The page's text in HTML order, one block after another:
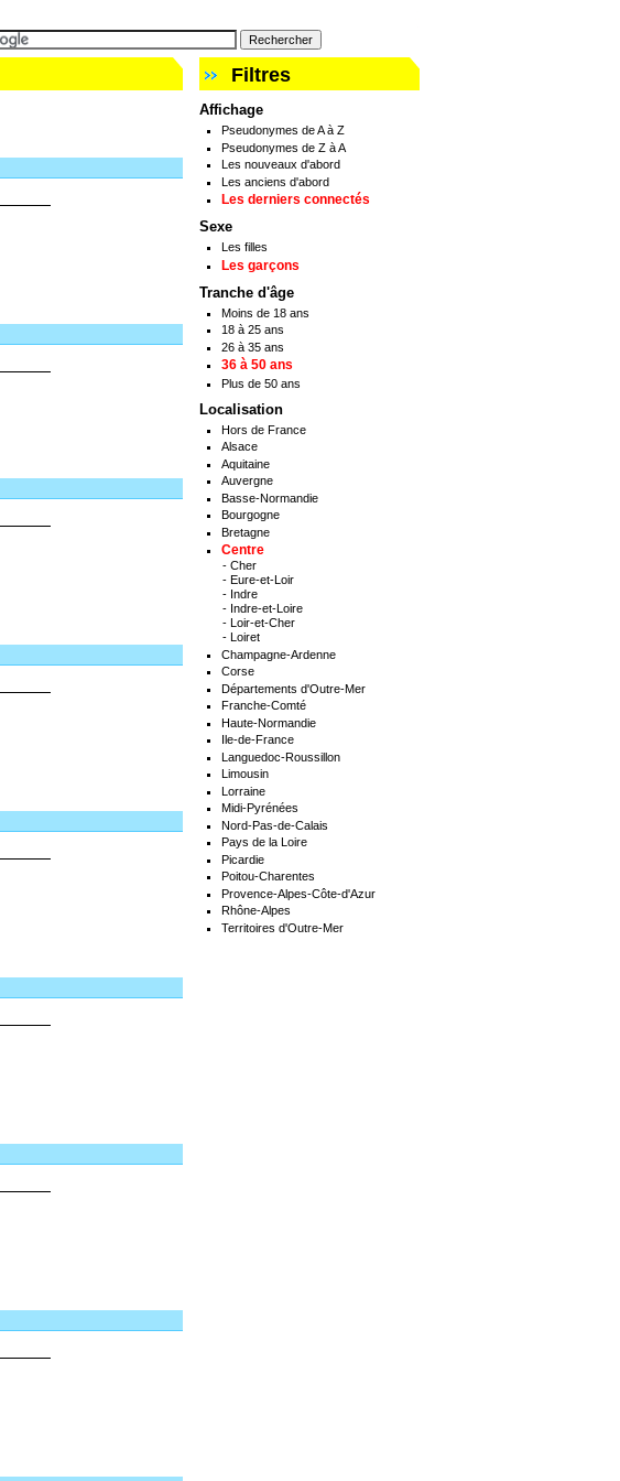
Filtres
Affichage
Pseudonymes de A à Z
Pseudonymes de Z à A
Les nouveaux d'abord
Les anciens d'abord
Les derniers connectés
Sexe
Les filles
Les garçons
Tranche d'âge
Moins de 18 ans
18 à 25 ans
26 à 35 ans
36 à 50 ans
Plus de 50 ans
Localisation
Hors de France
Alsace
Aquitaine
Auvergne
Basse-Normandie
Bourgogne
Bretagne
Centre
- Cher
- Eure-et-Loir
- Indre
- Indre-et-Loire
- Loir-et-Cher
- Loiret
Champagne-Ardenne
Corse
Départements d'Outre-Mer
Franche-Comté
Haute-Normandie
Ile-de-France
Languedoc-Roussillon
Limousin
Lorraine
Midi-Pyrénées
Nord-Pas-de-Calais
Pays de la Loire
Picardie
Poitou-Charentes
Provence-Alpes-Côte-d'Azur
Rhône-Alpes
Territoires d'Outre-Mer